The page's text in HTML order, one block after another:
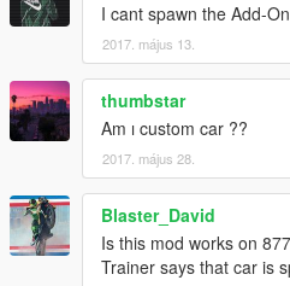
I cant spawn the Add-
2017. május 13.
thumbstar
Am ı custom car ??
2017. május 28.
Blaster_David
Is this mod works on
Trainer says that car is